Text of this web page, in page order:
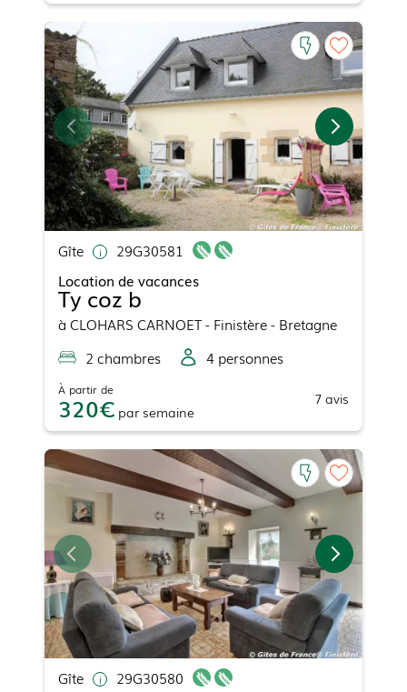
Gîte
29G30581
Location de vacances
Ty coz b
à CLOHARS CARNOET- Finistère - Bretagne
2 chambres 4 personnes
À partir de
320 par semaine
7 avis
Gîte
29G30580